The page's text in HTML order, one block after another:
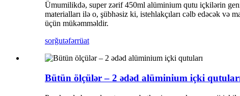
Ümumilikdə, super zərif 450ml alüminium qutu içkilərin
materialları ilə o, şübhəsiz ki, istehlakçıları cəlb edəcək və
üçün mükəmməldir.
sorğutəfərrüat
Bütün ölçülər – 2 ədəd alüminium içki